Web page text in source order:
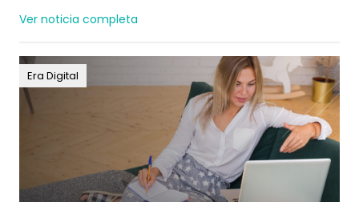
dejaremos la decisión en sus manos.
Ver noticia completa
Era Digital